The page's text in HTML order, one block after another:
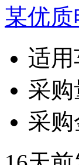
某优质
适用
采购
采购